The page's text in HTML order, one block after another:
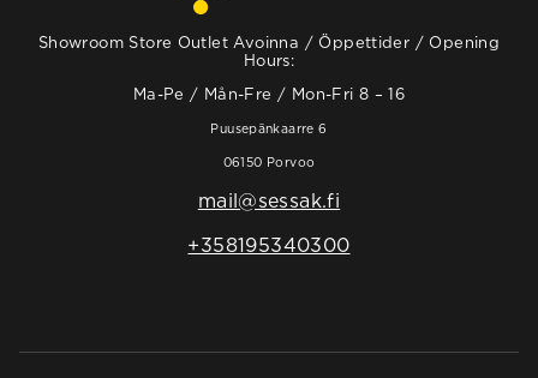
Showroom Store Outlet Avoinna / Öppettider / Opening
Hours:
Ma-Pe / Mån-Fre / Mon-Fri 8 – 16
Puusepänkaarre 6
06150 Porvoo
mail@sessak.fi
+358195340300